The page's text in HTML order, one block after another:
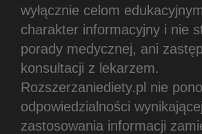
wyłącznie celom
charakter informacyjny i nie
porady medycznej, ani
konsultacji z lekarzem.
Rozszerzaniediety.pl nie
odpowiedzialności
zastosowania informacji